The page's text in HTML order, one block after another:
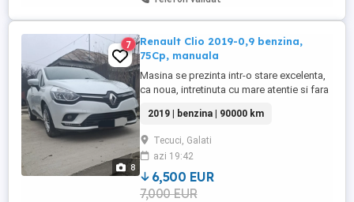
8
7
Renault Clio 2019-0,9 benzina,
75Cp, manuala
Masina se prezinta intr-o stare excelenta,
ca noua, intretinuta cu mare atentie si fara
condusa doar 90000 km reali si are toate
reviziile la zi.
2019 | benzina | 90000 km
Tecuci, Galati
azi 19:42
6,500 EUR
7,000 EUR